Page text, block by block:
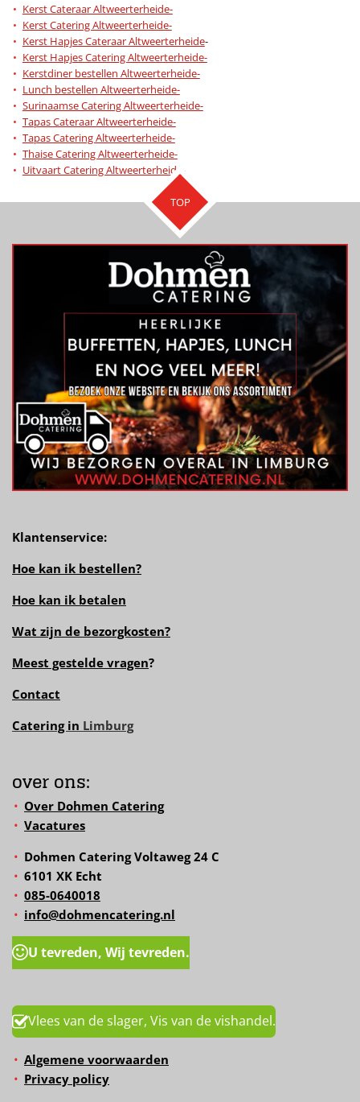
Kerst Cateraar Altweerterheide-
Kerst Catering Altweerterheide-
Kerst Hapjes Cateraar Altweerterheide-
Kerst Hapjes Catering Altweerterheide-
Kerstdiner bestellen Altweerterheide-
Lunch bestellen Altweerterheide-
Surinaamse Catering Altweerterheide-
Tapas Cateraar Altweerterheide-
Tapas Catering Altweerterheide-
Thaise Catering Altweerterheide-
Uitvaart Catering Altweerterheide-
TOP
Klantenservice:
Hoe kan ik bestellen?
Hoe kan ik betalen
Wat zijn de bezorgkosten?
Meest gestelde vragen?
Contact
Catering in Limburg
over ons:
Over Dohmen Catering
Vacatures
Dohmen Catering Voltaweg 24 C
6101 XK Echt
085-0640018
info@dohmencatering.nl
U tevreden, Wij tevreden.
Vlees van de slager, Vis van de vishandel.
Algemene voorwaarden
Privacy policy